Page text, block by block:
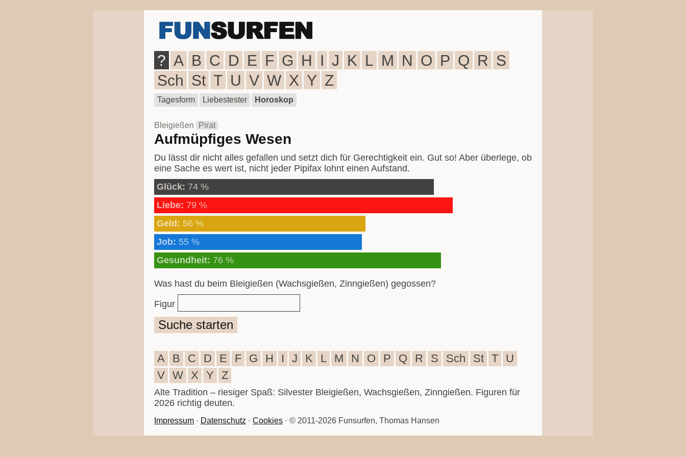
? A B C D E F G H I J K L M N O P Q R S
Sch St T U V W X Y Z
Tagesform Liebestester Horoskop
Bleigießen Pirat
Aufmüpfiges Wesen
Du lässt dir nicht alles gefallen und setzt dich für Gerechtigkeit ein. Gut so! Aber überlege, ob
eine Sache es wert ist, nicht jeder Pipifax lohnt einen Aufstand.
Glück: 74 %
Liebe: 79 %
Geld: 56 %
Job: 55 %
Gesundheit: 76 %
Was hast du beim Bleigießen (Wachsgießen, Zinngießen) gegossen?
Figur
Suche starten
A B C D E F G H I J K L M N O P Q R S Sch St T
U
V W X Y Z
Alte Tradition – riesiger Spaß: Silvester Bleigießen, Wachsgießen, Zinngießen. Figuren für
2026 richtig deuten.
Impressum · Datenschutz · Cookies · © 2011-2026 Funsurfen, Thomas Hansen